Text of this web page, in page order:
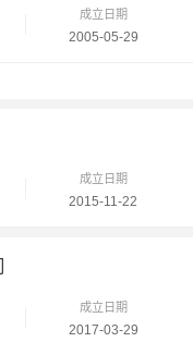
成立日期
2005-05-29
成立日期
2015-11-22
成立日期
2017-03-29